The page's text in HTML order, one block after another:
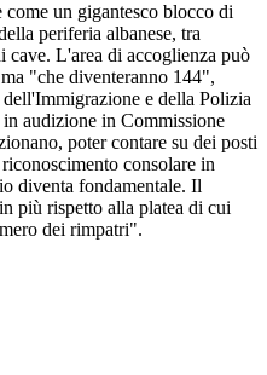
un gigantesco blocco di
periferia albanese, tra
cave. L'area di accoglienza può
"che diventeranno 144",
e della Polizia
audizione in Commissione
poter contare su dei posti
consolare in
diventa fondamentale. Il
più rispetto alla platea di cui
dei rimpatri".